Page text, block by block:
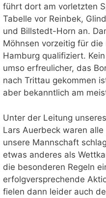
führt dort am vorletzten
Tabelle vor Reinbek,
und Billstedt-Horn an.
Möhnsen vorzeitig für
Hamburg qualifiziert.
umso erfreulicher, das
nach Trittau gekommen
aber bekanntlich am
Unter der Leitung
Lars Auerbeck waren
unsere Mannschaft
etwas anderes als
die besonderen Regeln
erfolgversprechende
fielen dann leider auch